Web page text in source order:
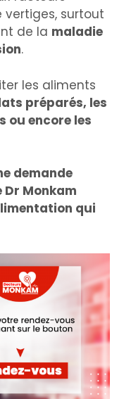
surtout
de la maladie
.
les aliments
préparés, les
ou encore les
demande
Dr Monkam
qui